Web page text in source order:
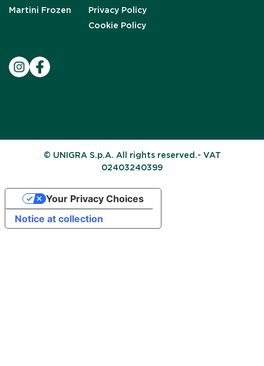
Martini Frozen
Privacy Policy
Cookie Policy
© UNIGRA S.p.A. All rights reserved.- VAT
02403240399
Notice at collection
Your Privacy Choices